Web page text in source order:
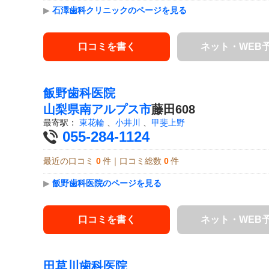
▶ 石澤歯科クリニックのページを見る
口コミを書く ネット・WEB
飯野歯科医院
山梨県南アルプス市藤田608
最寄駅： 東花輪 小井川 甲斐上野
055-284-1124
最近の口コミ 0 件｜口コミ総数 0 件
▶ 飯野歯科医院のページを見る
口コミを書く ネット・WEB
田草川歯科医院